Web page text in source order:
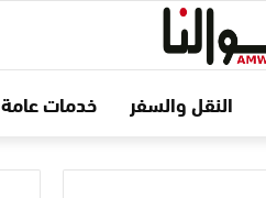
النقل والسفر خدمات عامة